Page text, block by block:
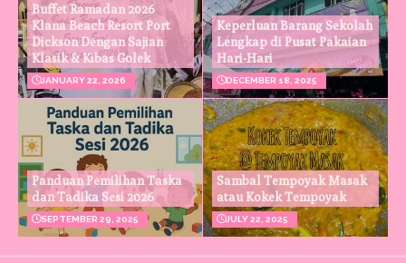
Buffet Ramadan 2026
Klana Beach Resort Port
Dickson Dengan Sajian
Klasik & Kibas Golek
JANUARY 22, 2026
Keperluan Barang Sekolah
Lengkap di Pusat Pakaian
Hari-Hari
DECEMBER 18, 2025
Panduan Pemilihan Taska
dan Tadika Sesi 2026
SEPTEMBER 29, 2025
Sambal Tempoyak Masak
atau Kokek Tempoyak
JULY 22, 2025